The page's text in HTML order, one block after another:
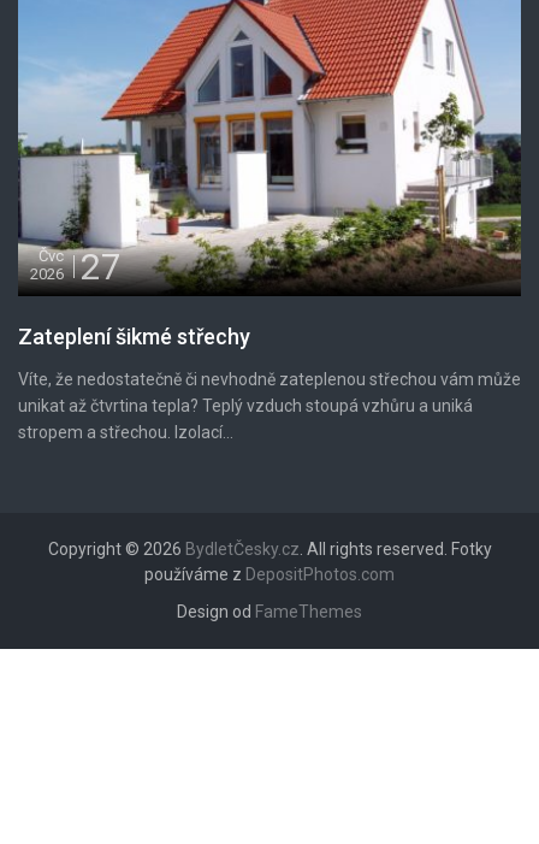
Čvc
2026
27
Zateplení šikmé střechy
Víte, že nedostatečně či nevhodně zateplenou střechou vám může
unikat až čtvrtina tepla? Teplý vzduch stoupá vzhůru a uniká
stropem a střechou. Izolací...
Copyright © 2026 BydletČesky.cz . All rights reserved. Fotky
používáme z DepositPhotos.com
Design od FameThemes